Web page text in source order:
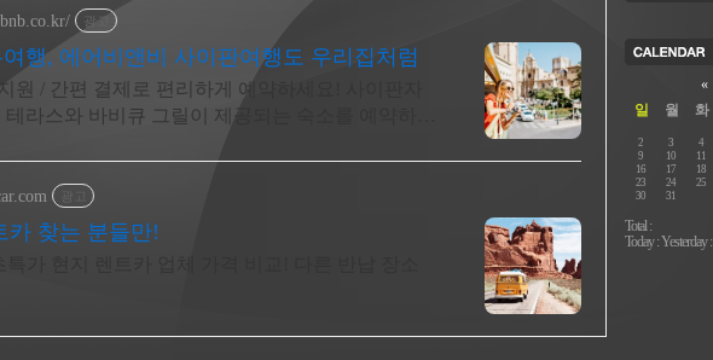
광고
행, 에어비앤비 사이판여행도 우리집처럼
원 / 간편 결제로 편리하게 예약하세요! 사이판자
테라스와 바비큐 그릴이 제공되는 숙소를 예약하세
광고
카 찾는 분들만!
«
일
월 화
2
3 4
9
10 11
16
17 18
23
24 25
30
31
Total :
Today : Yesterday :